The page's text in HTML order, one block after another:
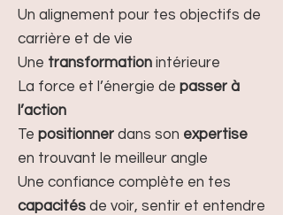
Un alignement pour tes objectifs de
carrière et de vie
Une transformation intérieure
La force et l’énergie de passer à
l’action
Te positionner dans son expertise
en trouvant le meilleur angle
Une confiance complète en tes
capacités de voir, sentir et entendre